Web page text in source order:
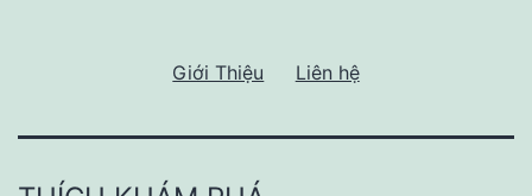
Giới Thiệu Liên hệ